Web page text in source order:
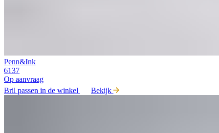
Penn&Ink
6137
Op aanvraag
Bril passen in de winkel
Bekijk